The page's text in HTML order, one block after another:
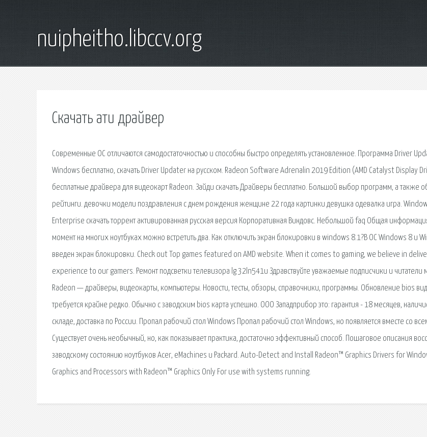
nuipheitho.libccv.org
Скачать ати драйвер
Современные ОС отличаются самодостаточностью и способны быстро определять установленное. Программа Driver
Windows бесплатно, скачать Driver Updater на русском. Radeon Software Adrenalin 2019 Edition (AMD Catalyst Display
бесплатные драйвера для видеокарт Radeon. Зайди скачать Драйверы бесплатно. Большой выбор программ, а также
рейтинги. девочки модели поздравления с днем рождения женщине 22 года картинки девушка одевалка игра.
Enterprise скачать торрент активированная русская версия Корпоративная Виндовс. Небольшой faq Общая
момент на многих ноутбуках можно встретить два. Как отключить экран блокировки в windows 8.1?В ОС Windows 8 и
введен экран блокировки. Check out Top games featured on AMD website. When it comes to gaming, we believe in
experience to our gamers. Ремонт подсветки телевизора lg 32ln541u Здравствуйте уважаемые подписчики и читатели
Radeon — драйверы, видеокарты, компьютеры. Новости, тесты, обзоры, справочники, программы. Обновление bios
требуется крайне редко. Обычно с заводским bios карта успешно. ООО Западприбор это: гарантия - 18 месяцев,
складе, доставка по России. Пропал рабочий стол Windows Пропал рабочий стол Windows, но появляется вместе со
Существует очень необычный, но, как показывает практика, достаточно эффективный способ. Пошаговое описания
заводскому состоянию ноутбуков Acer, eMachines и Packard. Auto-Detect and Install Radeon™ Graphics Drivers for
Graphics and Processors with Radeon™ Graphics Only For use with systems running.